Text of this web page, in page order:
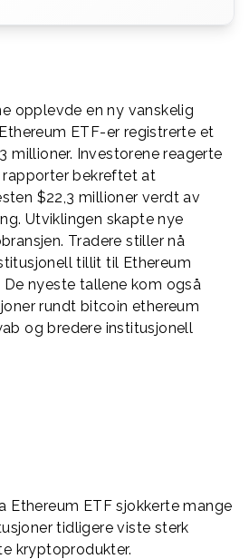
opplevde en ny vanskelig
ETF-er registrerte et
millioner. Investorene reagerte
bekreftet at
$22,3 millioner verdt av
Utviklingen skapte nye
Tradere stiller nå
tillit til Ethereum
nyeste tallene kom også
rundt bitcoin ethereum
og bredere institusjonell
Ethereum ETF sjokkerte mange
tidligere viste sterk
kryptoprodukter.